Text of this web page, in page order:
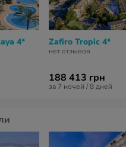
4* Zafiro Tropic 4*
нет отзывов
188 413 грн
за 7 ночей / 8 дней